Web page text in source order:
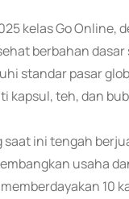
kelas Go Online,
berbahan
standar pasar
kapsul, teh, dan
saat ini tengah
usaha
10